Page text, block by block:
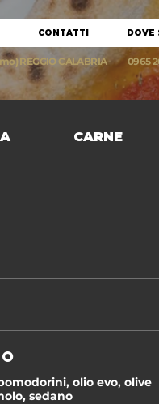
CONTATTI DOVE
REGGIO CALABRIA 0965
CARNE
olio evo, olive
sedano